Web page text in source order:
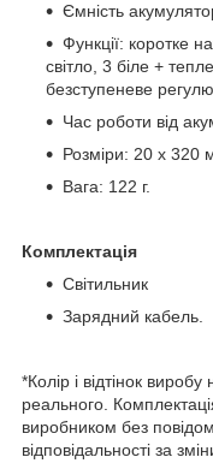
Ємність
Функції: коротке
світло, 3 біле +
безступеневе
Час роботи від
Розміри: 20 х 320
Вага: 122 г.
Комплектація
Світильник
Зарядний кабель.
*Колір і відтінок виробу
реального.
виробником без
відповідальності за